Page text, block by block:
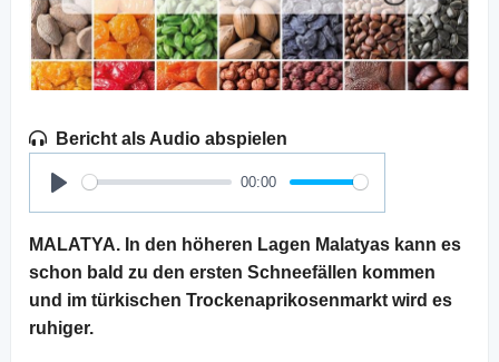
Bericht als Audio abspielen
Play
00:00
MALATYA. In den höheren Lagen Malatyas kann es
schon bald zu den ersten Schneefällen kommen
und im türkischen Trockenaprikosenmarkt wird es
ruhiger.